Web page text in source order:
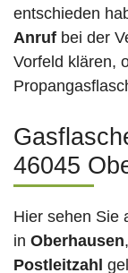
entschieden
Anruf bei der
Vorfeld klären,
46045
Hier sehen Sie
in Oberhausen
Postleitzahl